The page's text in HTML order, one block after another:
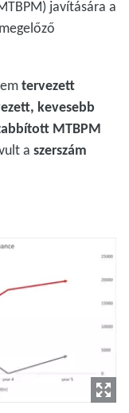
javítására a
tervezett
kevesebb
MTBPM
a szerszám